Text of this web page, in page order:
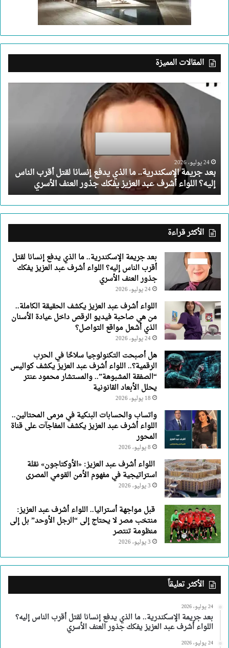
المقالات المميزة
بعد
جريمة
لقتل
أقرب
الناس
إليه؟
اللواء
أشرف
عبد
العزيز
جذور
العنف
الأسري
24 يوليو، 2026
بعد جريمة الإسكندرية.. ما الذي يدفع إنسانا لقتل أقرب الناس
إليه؟ اللواء أشرف عبد العزيز يفكك جذور العنف الأسري
الأكثر قراءة
بعد جريمة الإسكندرية.. ما الذي يدفع إنسانا لقتل
أقرب الناس إليه؟ اللواء أشرف عبد العزيز يفكك
جذور العنف الأسري
24 يوليو، 2026
اللواء أشرف عبد العزيز يكشف الحقيقة الكاملة..
من هي صاحبة فيديو الرقص داخل عيادة الأسنان
الذي أشعل مواقع التواصل؟
24 يوليو، 2026
هل أصبحت التكنولوجيا سلاحًا في الحرب
الرقمية؟.. اللواء أشرف عبد العزيز يكشف كواليس
“الصفقة المشبوهة”.. والمستشار محمود عنتر
يحلل الأبعاد القانونية
18 يوليو، 2026
واتساب والحسابات البنكية في مرمى المحتالين..
اللواء أشرف عبد العزيز يكشف المفاجآت على قناة
المحور
8 يوليو، 2026
اللواء أشرف عبد العزيز: «الأوكتاجون» نقلة
استراتيجية في مفهوم الأمن القومي المصرى
3 يوليو، 2026
قبل مواجهة أستراليا.. اللواء أشرف عبد العزيز:
منتخب مصر لا يحتاج إلى “الرجل الأوحد” بل إلى
منظومة تنتصر
3 يوليو، 2026
الأكثر تعليقاً
24 يوليو، 2026
بعد جريمة الإسكندرية.. ما الذي يدفع إنسانا لقتل أقرب الناس إليه؟
اللواء أشرف عبد العزيز يفكك جذور العنف الأسري
24 يوليو، 2026